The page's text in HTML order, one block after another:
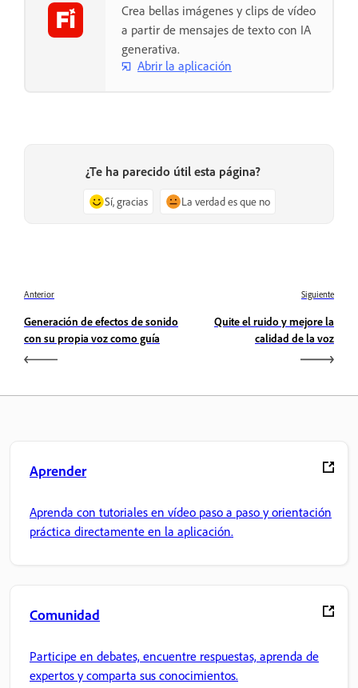
Crea bellas imágenes y clips de vídeo
a partir de mensajes de texto con IA
generativa.
Abrir la aplicación
¿Te ha parecido útil esta página?
Sí, gracias La verdad es que no
Anterior
Generación de efectos de sonido
con su propia voz como guía
Siguiente
Quite el ruido y mejore la
calidad de la voz
Aprender
Aprenda con tutoriales en vídeo paso a paso y orientación
práctica directamente en la aplicación.
Comunidad
Participe en debates, encuentre respuestas, aprenda de
expertos y comparta sus conocimientos.